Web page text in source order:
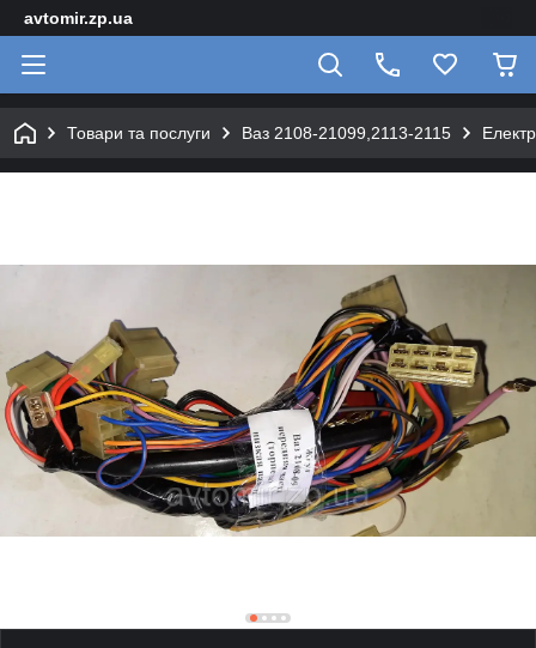
avtomir.zp.ua
Товари та послуги Ваз 2108-21099,2113-2115